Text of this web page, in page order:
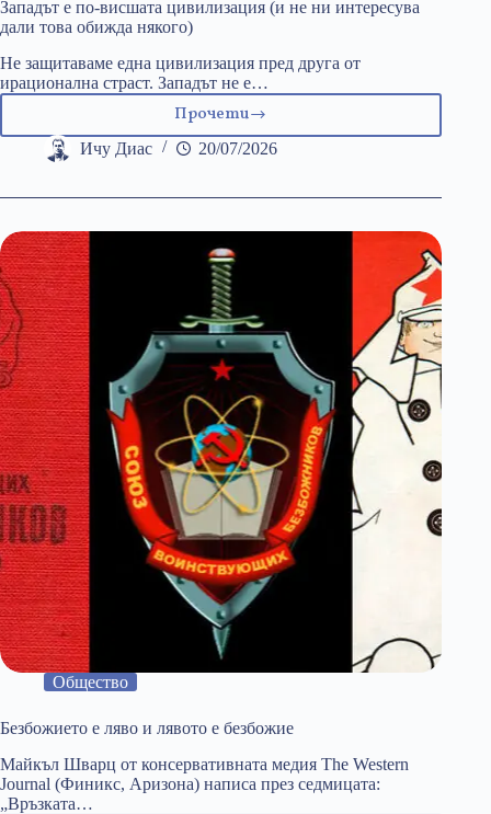
Западът е по-висшата цивилизация (и не ни интересува
дали това обижда някого)
Не защитаваме една цивилизация пред друга от
ирационална страст. Западът не е…
ПрочетиЗападът
е
висшата
не
ни
интересува
дали
това
обижда
някого)
Ичу Диас 20/07/2026
Общество
Безбожието е ляво и лявото е безбожие
Майкъл Шварц от консервативната медия The Western
Journal (Финикс, Аризона) написа през седмицата:
„Връзката…